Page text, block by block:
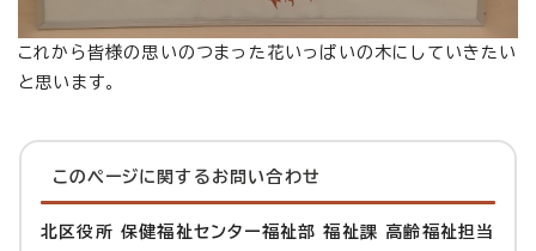
これから皆様の思いのつまった花いっぱいの木にしていきたい
と思います。
このページに関する お問い合わせ
北区役所 保健福祉センター福祉部 福祉課 高齢福祉担当